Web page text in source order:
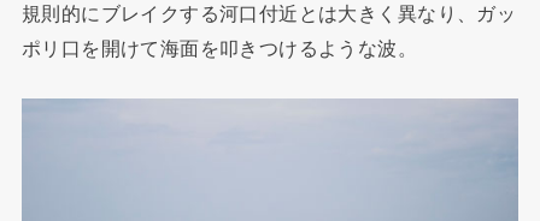
規則的にブレイクする河口付近とは大きく異なり、ガッ
ポリ口を開けて海面を叩きつけるような波。